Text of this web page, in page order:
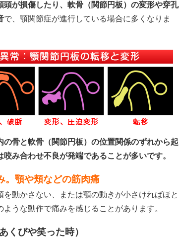
頭が損傷したり、軟骨（関節円板）の変形や穿孔
で、顎関節症が進行している場合に多くなりま
の骨と軟骨（関節円板）の位置関係のずれから起
み合わせ不良が発端であることが多いです。
。顎や頬などの筋肉痛
動かさない、または顎の動きが小さければほと
うな動作で痛みを感じることがあります。
くびや笑った時）